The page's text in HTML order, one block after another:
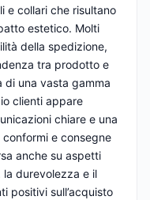
e collari che risultano
estetico. Molti
della spedizione,
tra prodotto e
di una vasta gamma
clienti appare
chiare e una
e consegne
anche su aspetti
durevolezza e il
positivi sull’acquisto